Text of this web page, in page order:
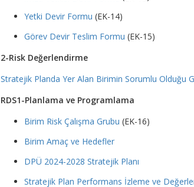
Yetki Devir Formu (EK-14)
Görev Devir Teslim Formu (EK-15)
2-Risk Değerlendirme
Stratejik Planda Yer Alan Birimin Sorumlu Olduğu
RDS1-Planlama ve Programlama
Birim Risk Çalışma Grubu (EK-16)
Birim Amaç ve Hedefler
DPÜ 2024-2028 Stratejik Planı
Stratejik Plan Performans İzleme ve